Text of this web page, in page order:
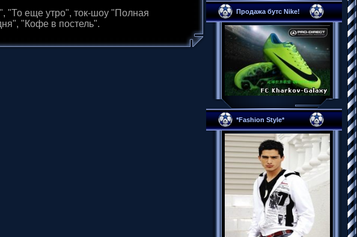
"То еще утро", ток-шоу "Полная
"Кофе в постель".
Продажа бутс Nike!
*Fashion Style*